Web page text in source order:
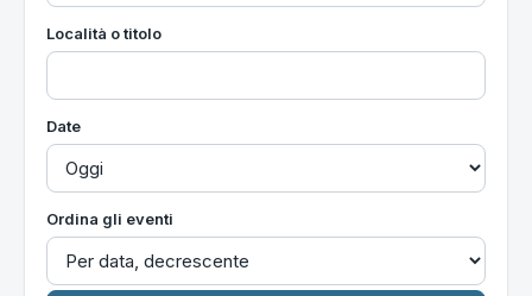
Località o titolo
Date
Ordina gli eventi